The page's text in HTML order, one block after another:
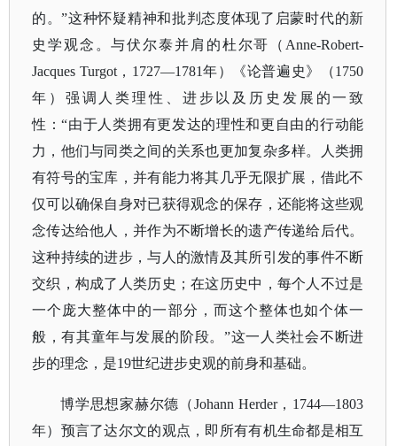
的。”这种怀疑精神和批判态度体现了启蒙时代的新
史学观念。与伏尔泰并肩的杜尔哥（Anne-Robert-
Jacques Turgot，1727—1781年）《论普遍史》（1750
年）强调人类理性、进步以及历史发展的一致
性：“由于人类拥有更发达的理性和更自由的行动能
力，他们与同类之间的关系也更加复杂多样。人类拥
有符号的宝库，并有能力将其几乎无限扩展，借此不
仅可以确保自身对已获得观念的保存，还能将这些观
念传达给他人，并作为不断增长的遗产传递给后代。
这种持续的进步，与人的激情及其所引发的事件不断
交织，构成了人类历史；在这历史中，每个人不过是
一个庞大整体中的一部分，而这个整体也如个体一
般，有其童年与发展的阶段。”这一人类社会不断进
步的理念，是19世纪进步史观的前身和基础。
博学思想家赫尔德（Johann Herder，1744—1803
年）预言了达尔文的观点，即所有有机生命都是相互